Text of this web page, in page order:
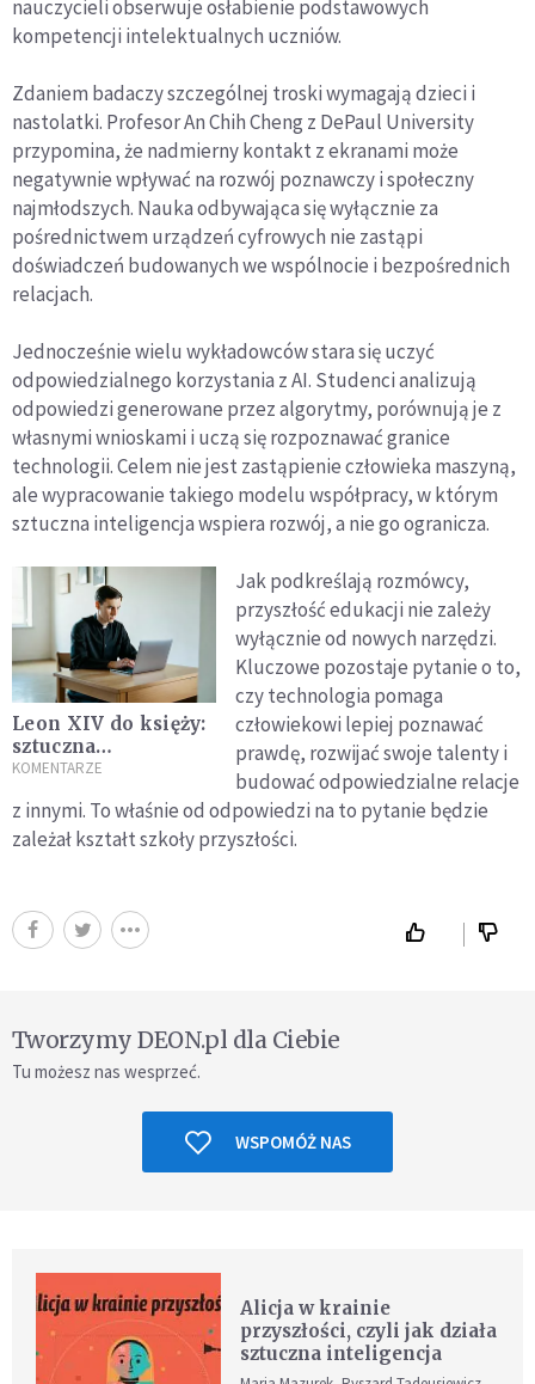
nauczycieli obserwuje osłabienie podstawowych
kompetencji intelektualnych uczniów.
Zdaniem badaczy szczególnej troski wymagają dzieci i
nastolatki. Profesor An Chih Cheng z DePaul University
przypomina, że nadmierny kontakt z ekranami może
negatywnie wpływać na rozwój poznawczy i społeczny
najmłodszych. Nauka odbywająca się wyłącznie za
pośrednictwem urządzeń cyfrowych nie zastąpi
doświadczeń budowanych we wspólnocie i bezpośrednich
relacjach.
Jednocześnie wielu wykładowców stara się uczyć
odpowiedzialnego korzystania z AI. Studenci analizują
odpowiedzi generowane przez algorytmy, porównują je z
własnymi wnioskami i uczą się rozpoznawać granice
technologii. Celem nie jest zastąpienie człowieka maszyną,
ale wypracowanie takiego modelu współpracy, w którym
sztuczna inteligencja wspiera rozwój, a nie go ogranicza.
Leon XIV do księży:
sztuczna
inteligencja nie
KOMENTARZE
Jak podkreślają rozmówcy,
przyszłość edukacji nie zależy
wyłącznie od nowych narzędzi.
Kluczowe pozostaje pytanie o to,
czy technologia pomaga
człowiekowi lepiej poznawać
prawdę, rozwijać swoje talenty i
budować odpowiedzialne relacje
z innymi. To właśnie od odpowiedzi na to pytanie będzie
zależał kształt szkoły przyszłości.
Tworzymy DEON.pl dla Ciebie
Tu możesz nas wesprzeć.
WSPOMÓŻ NAS
Alicja w krainie
przyszłości, czyli jak działa
sztuczna inteligencja